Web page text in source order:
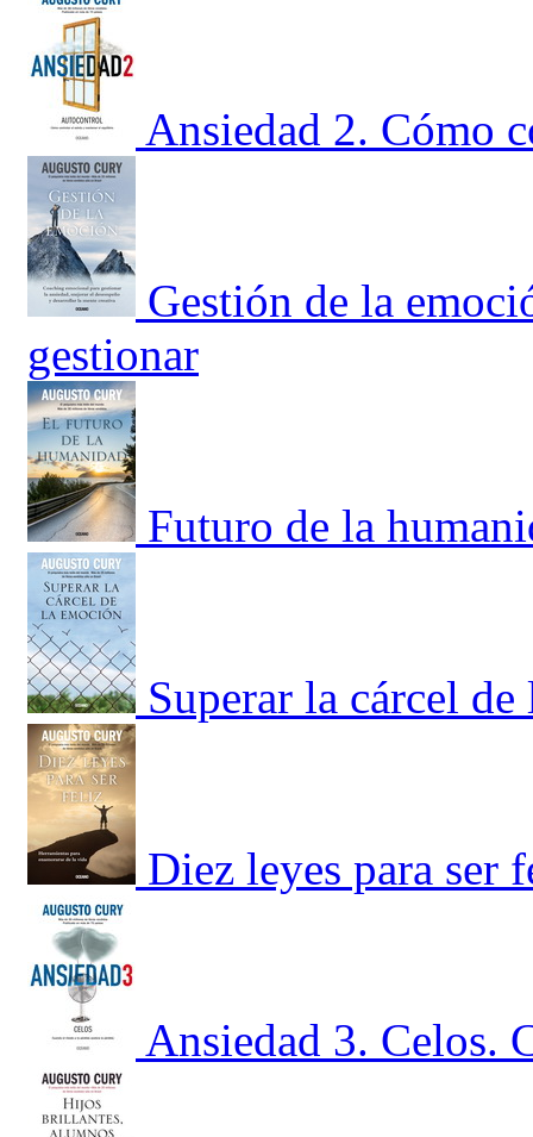
Ansiedad 2. Cómo
Gestión de la
gestionar
Futuro de la
Superar la cárcel
Diez leyes para ser
Ansiedad 3. Celos.